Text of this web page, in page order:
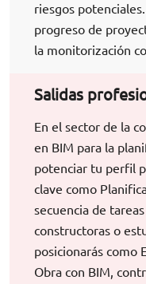
riesgos
progreso de
la monitorización
Salidas
En el sector de la
en BIM para la
potenciar tu perfil
clave como
secuencia de
constructoras o
posicionarás como
Obra con BIM,